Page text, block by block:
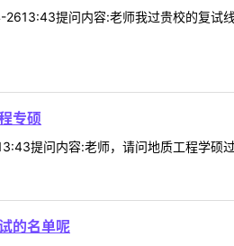
提问内容:老师我过贵校的复试
专硕
提问内容:老师，请问地质工程学硕
的名单呢